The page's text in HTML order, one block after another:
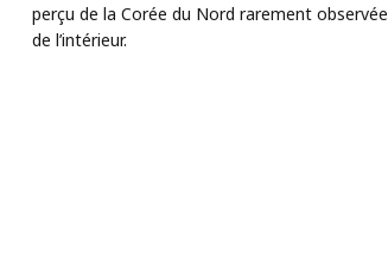
perçu de la Corée du Nord rarement observée
de l’intérieur.